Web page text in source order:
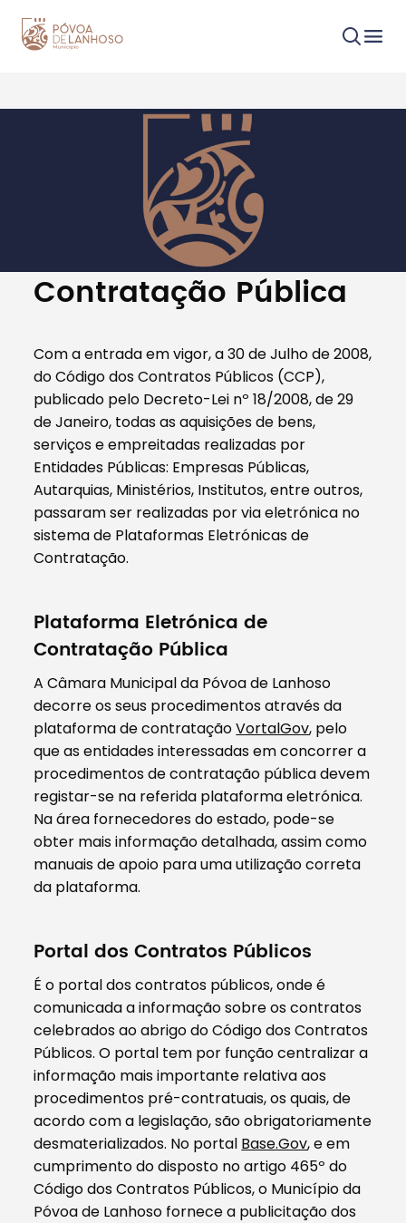
Tipo de conteúdo
Filtros
Contratação Pública
Com a entrada em vigor, a 30 de Julho de 2008,
do Código dos Contratos Públicos (CCP),
publicado pelo Decreto-Lei nº 18/2008, de 29
de Janeiro, todas as aquisições de bens,
serviços e empreitadas realizadas por
Entidades Públicas: Empresas Públicas,
Autarquias, Ministérios, Institutos, entre outros,
passaram ser realizadas por via eletrónica no
sistema de Plataformas Eletrónicas de
Contratação.
Plataforma Eletrónica de
Contratação Pública
A Câmara Municipal da Póvoa de Lanhoso
decorre os seus procedimentos através da
plataforma de contrataçãoVortalGov, pelo
que as entidades interessadas em concorrer a
procedimentos de contratação pública devem
registar-se na referida plataforma eletrónica.
Na área fornecedores do estado, pode-se
obter mais informação detalhada, assim como
manuais de apoio para uma utilização correta
da plataforma.
Portal dos Contratos Públicos
É o portal dos contratos públicos, onde é
comunicada a informação sobre os contratos
celebrados ao abrigo do Código dos Contratos
Públicos. O portal tem por função centralizar a
informação mais importante relativa aos
procedimentos pré-contratuais, os quais, de
acordo com a legislação, são obrigatoriamente
desmaterializados. No portal Base.Gov, e em
cumprimento do disposto no artigo 465º do
Código dos Contratos Públicos, o Município da
Póvoa de Lanhoso fornece a publicitação dos